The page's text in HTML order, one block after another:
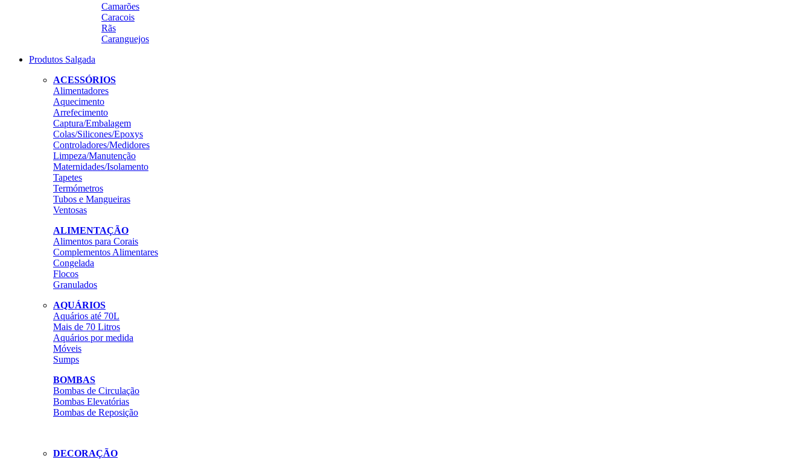
Camarões
Caracois
Rãs
Caranguejos
Produtos Salgada
ACESSÓRIOS
Alimentadores
Aquecimento
Arrefecimento
Captura/Embalagem
Colas/Silicones/Epoxys
Controladores/Medidores
Limpeza/Manutenção
Maternidades/Isolamento
Tapetes
Termómetros
Tubos e Mangueiras
Ventosas
ALIMENTAÇÃO
Alimentos para Corais
Complementos Alimentares
Congelada
Flocos
Granulados
AQUÁRIOS
Aquários até 70L
Mais de 70 Litros
Aquários por medida
Móveis
Sumps
BOMBAS
Bombas de Circulação
Bombas Elevatórias
Bombas de Reposição
DECORAÇÃO